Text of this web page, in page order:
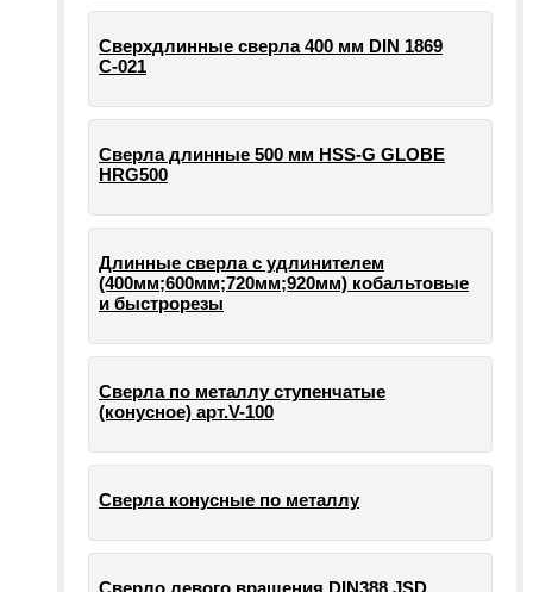
Сверхдлинные сверла 400 мм DIN 1869
С-021
Сверла длинные 500 мм HSS-G GLOBE
HRG500
Длинные сверла с удлинителем
(400мм;600мм;720мм;920мм) кобальтовые
и быстрорезы
Сверла по металлу ступенчатые
(конусное) арт.V-100
Сверла конусные по металлу
Сверло левого вращения DIN388 JSD